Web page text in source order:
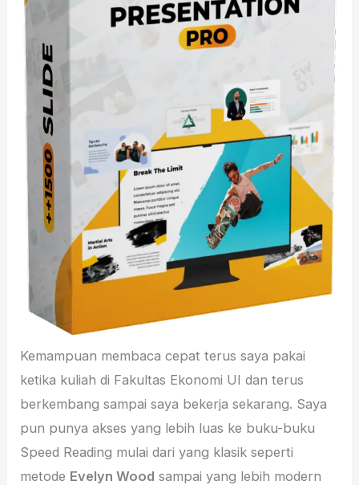
Kemampuan membaca cepat terus saya pakai
ketika kuliah di Fakultas Ekonomi UI dan terus
berkembang sampai saya bekerja sekarang. Saya
pun punya akses yang lebih luas ke buku-buku
Speed Reading mulai dari yang klasik seperti
metode Evelyn Wood sampai yang lebih modern